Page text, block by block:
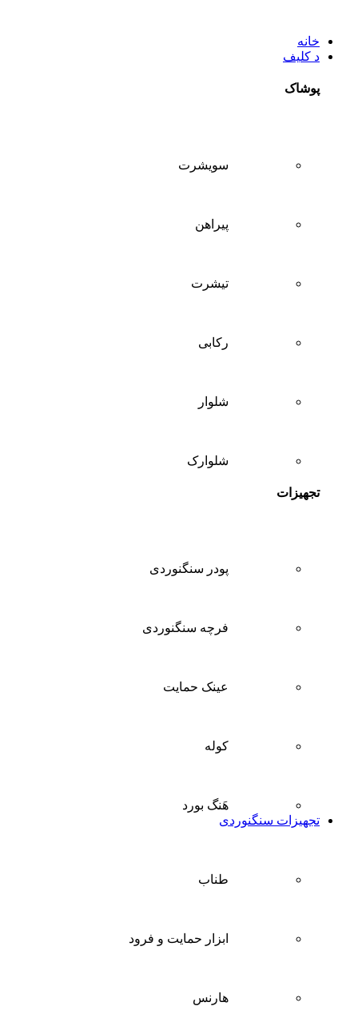
خانه
د کلیف
پوشاک
سويشرت
پیراهن
تيشرت
ركابی
شلوار
شلوارک
تجهیزات
پودر سنگنوردی
فرچه سنگنوردی
عینک حمایت
کوله
هَنگ بورد
تجهیزات سنگنوردی
طناب
ابزار حمایت و فرود
هارنس